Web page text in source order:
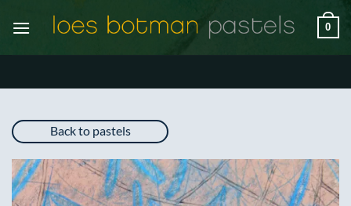
naar
0
Back to pastels